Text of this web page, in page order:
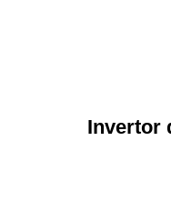
Invertor